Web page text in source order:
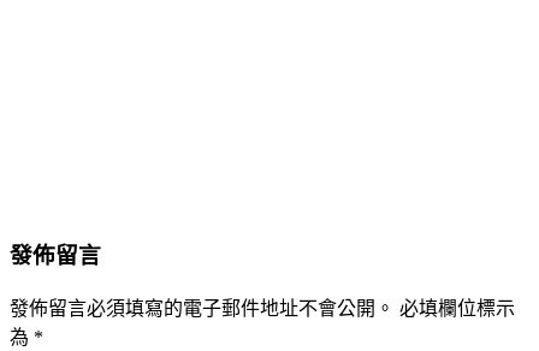
發佈留言
發佈留言必須填寫的電子郵件地址不會公開。 必填欄位標示
為 *